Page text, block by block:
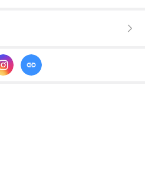
หวังเรื่องมารยาทค่ะ ถ้าแรงมา